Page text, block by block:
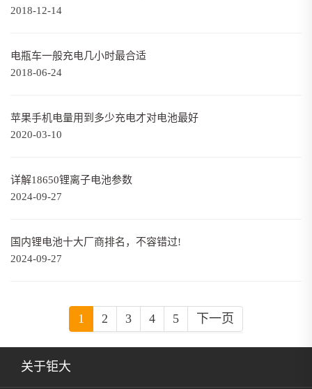
2018-12-14
电瓶车一般充电几小时最合适
2018-06-24
苹果手机电量用到多少充电才对电池最好
2020-03-10
详解18650锂离子电池参数
2024-09-27
国内锂电池十大厂商排名，不容错过!
2024-09-27
1 2 3 4 5 下一页
关于钜大